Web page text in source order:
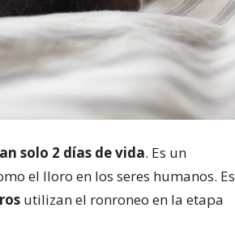
solo 2 días de vida. Es un
el lloro en los seres humanos. Es
utilizan el ronroneo en la etapa